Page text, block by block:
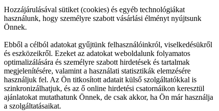
Hozzájárulásával sütiket (cookies) és egyéb technológiákat
használunk, hogy személyre szabott vásárlási élményt nyújtsunk
Önnek.
Ebből a célból adatokat gyűjtünk felhasználóinkról, viselkedésükről
és eszközeikről. Ezeket az adatokat weboldalunk folyamatos
optimalizálására és személyre szabott hirdetések és tartalmak
megjelenítésére, valamint a használati statisztikák elemzésére
használjuk fel. Az Ön titkosított adatait külső szolgáltatókkal is
szinkronizálhatjuk, és az ő online hirdetési csatornáikon keresztül
ajánlatokat mutathatunk Önnek, de csak akkor, ha Ön már használja
a szolgáltatásaikat.